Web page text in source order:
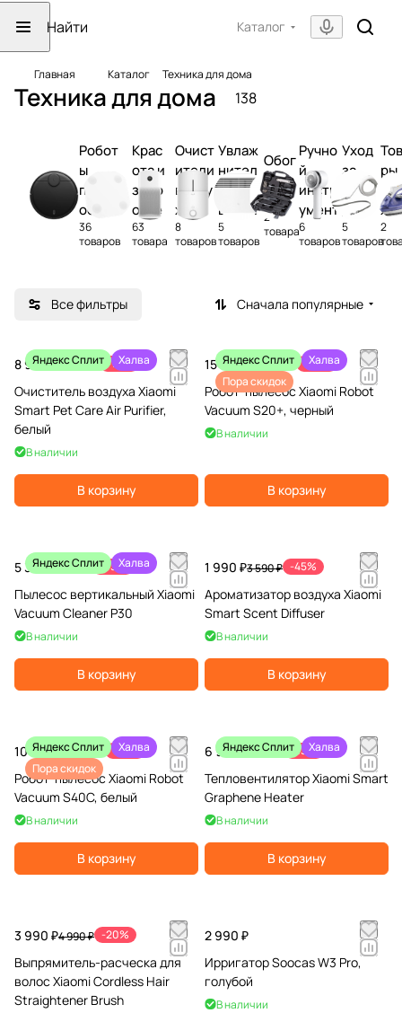
Каталог
Главная Каталог Техника для дома
Техника для дома 138
Робот
ы
пылес
осы и
швабр
ы
36
товаров
Крас
ота и
здор
овье
63
товара
Очист
ители
возду
ха
8
товаров
Увлаж
нител
и
возду
ха
5
товаров
Обог
рева
тели
2
товара
Ручно
й
инстр
умент
6
товаров
Уход
за
одеж
дой
5
товаров
ры
2
Все фильтры Сначала популярные
Яндекс Сплит Халва
8 990 ₽10 990 ₽ -18%
Очиститель воздуха Xiaomi
Smart Pet Care Air Purifier,
белый
В наличии
В корзину
Яндекс Сплит
Халва
Пора скидок
15 990 ₽32 990 ₽ -52%
Робот-пылесос Xiaomi Robot
Vacuum S20+, черный
В наличии
В корзину
Яндекс Сплит Халва
5 390 ₽7 990 ₽ -33%
Пылесос вертикальный Xiaomi
Vacuum Cleaner P30
В наличии
В корзину
1 990 ₽3 590 ₽ -45%
Ароматизатор воздуха Xiaomi
Smart Scent Diffuser
В наличии
В корзину
Яндекс Сплит
Халва
Пора скидок
10 990 ₽14 990 ₽ -27%
Робот-пылесос Xiaomi Robot
Vacuum S40C, белый
В наличии
В корзину
Яндекс Сплит Халва
6 990 ₽7 990 ₽ -13%
Тепловентилятор Xiaomi Smart
Graphene Heater
В наличии
В корзину
3 990 ₽4 990 ₽ -20%
Выпрямитель-расческа для
волос Xiaomi Cordless Hair
Straightener Brush
2 990 ₽
Ирригатор Soocas W3 Pro,
голубой
В наличии